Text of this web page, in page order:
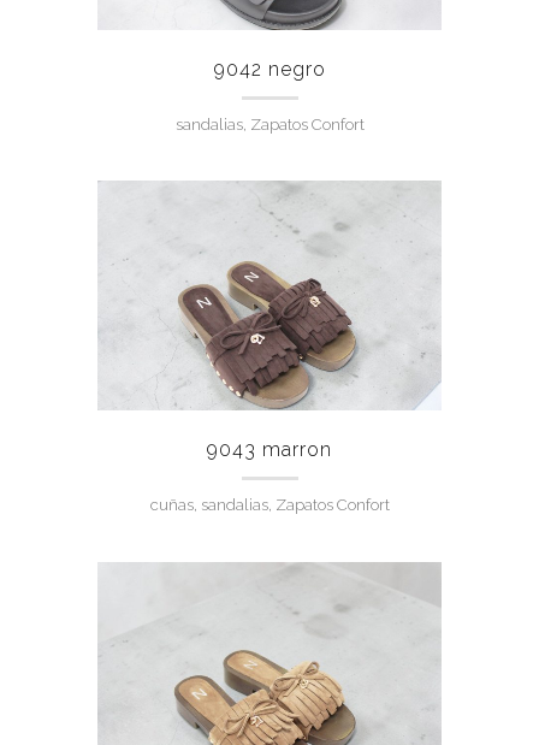
9042 negro
sandalias, Zapatos Confort
9043 marron
cuñas, sandalias, Zapatos Confort